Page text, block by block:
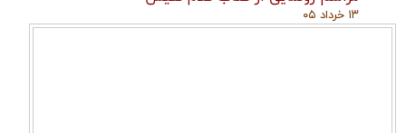
۱۳ خرداد ۰۵